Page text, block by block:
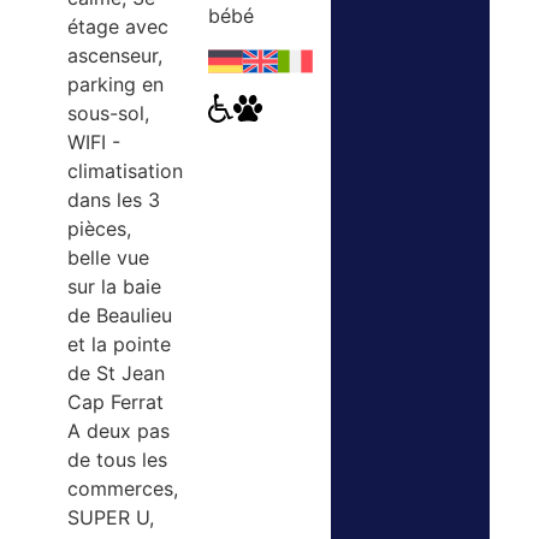
étage avec
ascenseur,
parking en
sous-sol,
WIFI -
climatisation
dans les 3
pièces,
belle vue
sur la baie
de Beaulieu
et la pointe
de St Jean
Cap Ferrat
A deux pas
de tous les
commerces,
SUPER U,
bébé